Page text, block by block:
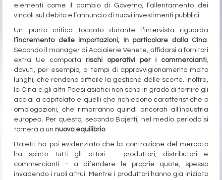
elementi come il cambio di Governo, l’allentamento dei
vincoli sul debito e l’annuncio di nuovi investimenti pubblici.
Un punto critico toccato durante l’intervista riguarda
l’incremento delle importazioni, in particolare dalla Cina.
Secondo il manager di Acciaierie Venete, affidarsi a fornitori
extra Ue comporta rischi operativi per i commercianti,
dovuti, per esempio, a tempi di approvvigionamento molto
lunghi, che rendono difficile la gestione delle scorte. Inoltre,
la Cina e gli altri Paesi asiatici non sono in grado di fornire gli
acciai a capitolato e quelli che richiedono caratteristiche o
omologazioni, che rimarranno quindi ancorati all’industria
europea. Per questo, secondo Bajetti, nel medio periodo si
tornerà a un nuovo equilibrio.
Bajetti ha poi evidenziato che la contrazione del mercato
ha spinto tutti gli attori – produttori, distributori e
commercianti – a difendere le proprie quote, spesso
invadendo i ruoli altrui. Mentre i produttori hanno già iniziato